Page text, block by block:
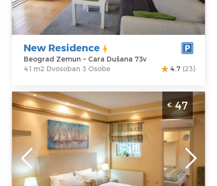
Cena40 €
Dvosoban
New Residence
Beograd Zemun ~ Cara Dušana 73v
41 m2 Dvosoban 3 Osobe
4.7 (23)
Studio Apartman Bellmatini Beograd
Zemun
Beograd
Lokacija:
Beograd Zemun
Adresa:
kopitara 56
Gosti:2
Kvadratura :
m2
Struktura :
€47